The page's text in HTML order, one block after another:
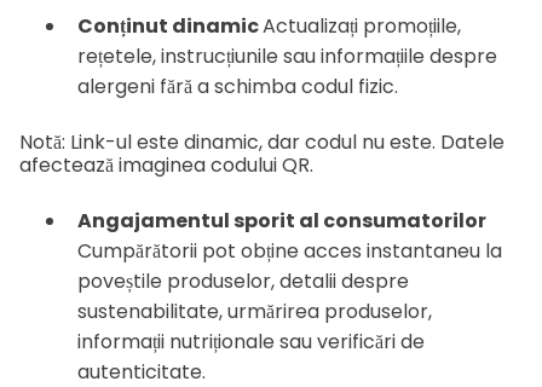
Conținut dinamicActualizați promoțiile,
rețetele, instrucțiunile sau informațiile despre
alergeni fără a schimba codul fizic.
Notă: Link-ul este dinamic, dar codul nu este. Datele
afectează imaginea codului QR.
Angajamentul sporit al consumatorilor
Cumpărătorii pot obține acces instantaneu la
poveștile produselor, detalii despre
sustenabilitate, urmărirea produselor,
informații nutriționale sau verificări de
autenticitate.